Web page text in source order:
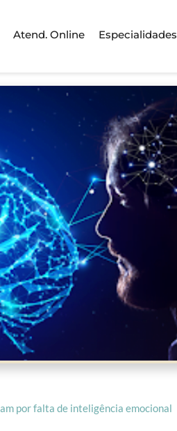
Atend. Online Especialidades
por falta de inteligência emocional